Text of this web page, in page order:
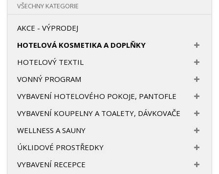
VŠECHNY KATEGORIE
AKCE - VÝPRODEJ
HOTELOVÁ KOSMETIKA A DOPLŇKY
HOTELOVÝ TEXTIL
VONNÝ PROGRAM
VYBAVENÍ HOTELOVÉHO POKOJE, PANTOFLE
VYBAVENÍ KOUPELNY A TOALETY, DÁVKOVAČE
WELLNESS A SAUNY
ÚKLIDOVÉ PROSTŘEDKY
VYBAVENÍ RECEPCE